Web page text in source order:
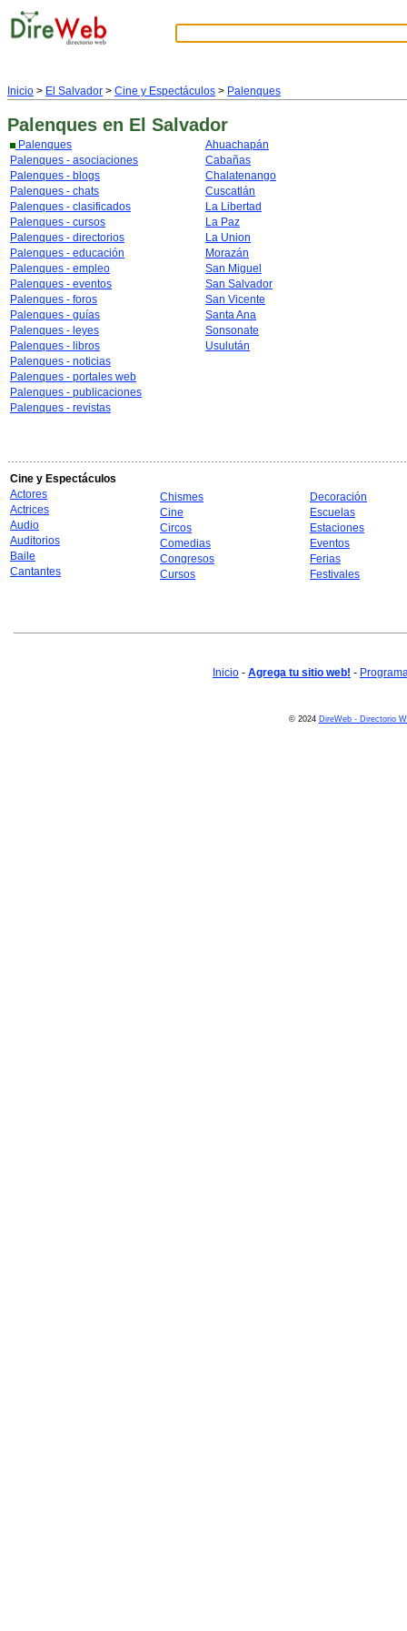
Inicio > El Salvador > Cine y Espectáculos > Palenques
Palenques en El Salvador
Palenques
Palenques - asociaciones
Palenques - blogs
Palenques - chats
Palenques - clasificados
Palenques - cursos
Palenques - directorios
Palenques - educación
Palenques - empleo
Palenques - eventos
Palenques - foros
Palenques - guías
Palenques - leyes
Palenques - libros
Palenques - noticias
Palenques - portales web
Palenques - publicaciones
Palenques - revistas
Ahuachapán
Cabañas
Chalatenango
Cuscatlán
La Libertad
La Paz
La Union
Morazán
San Miguel
San Salvador
San Vicente
Santa Ana
Sonsonate
Usulután
Cine y Espectáculos
Actores
Actrices
Audio
Auditorios
Baile
Cantantes
Chismes
Cine
Circos
Comedias
Congresos
Cursos
Decoración
Escuelas
Estaciones
Eventos
Ferias
Festivales
Inicio - Agrega tu sitio web! -
© 2024 DireWeb - Directorio